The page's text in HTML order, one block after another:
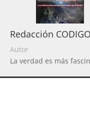
Redacción
Autor
La verdad es más